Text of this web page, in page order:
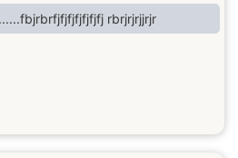
rbrjrjrjjrjr